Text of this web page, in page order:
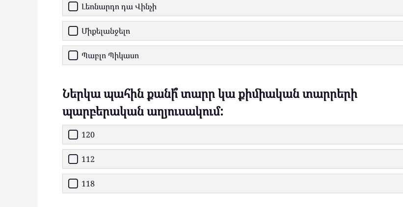
Լեոնարդո դա Վինչի
Միքելանջելո
Պաբլո Պիկասո
Ներկա պահին քանի՞ տարր կա քիմիական տարրերի
պարբերական աղյուսակում:
120
112
118